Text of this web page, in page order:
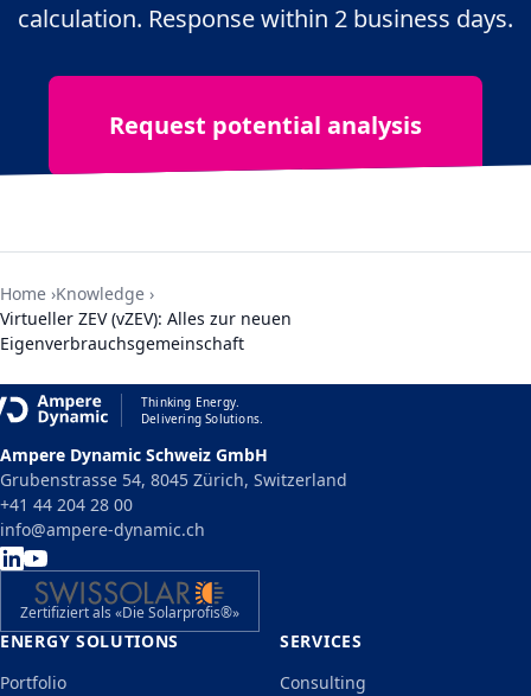
calculation. Response within 2 business days.
Request potential analysis
Home Knowledge
Virtueller ZEV (vZEV): Alles zur neuen
Eigenverbrauchsgemeinschaft
Thinking Energy.
Delivering Solutions.
Ampere Dynamic Schweiz GmbH
Grubenstrasse 54, 8045 Zürich, Switzerland
+41 44 204 28 00
info@ampere-dynamic.ch
Zertifiziert als «Die Solarprofis®»
ENERGY SOLUTIONS
Portfolio
SERVICES
Consulting